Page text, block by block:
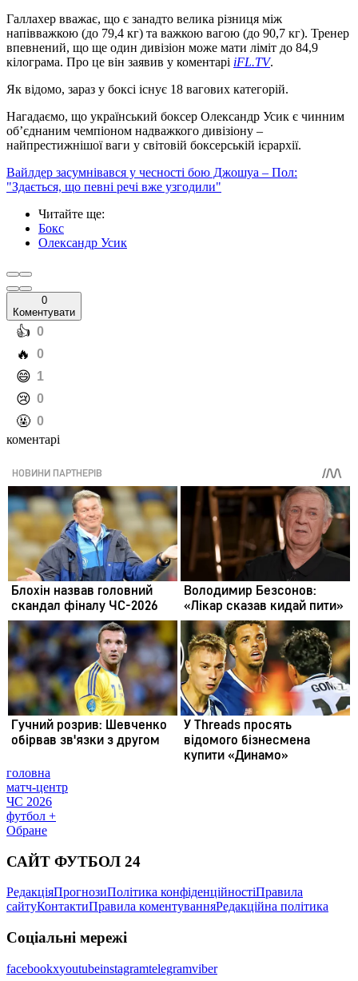
Галлахер вважає, що є занадто велика різниця між
напівважкою (до 79,4 кг) та важкою вагою (до 90,7 кг). Тренер
впевнений, що ще один дивізіон може мати ліміт до 84,9
кілограма. Про це він заявив у коментарі iFL.TV.
Як відомо, зараз у боксі існує 18 вагових категорій.
Нагадаємо, що український боксер Олександр Усик є чинним
об’єднаним чемпіоном надважкого дивізіону –
найпрестижнішої ваги у світовій боксерській ієрархії.
Вайлдер засумнівався у чесності бою Джошуа – Пол:
"Здається, що певні речі вже узгодили"
Читайте ще:
Бокс
Олександр Усик
0
Коментувати
️👍 0
️🔥 0
️😄 1
️😢 0
️🤬 0
коментарі
головна
матч-центр
ЧС 2026
футбол +
Обране
САЙТ ФУТБОЛ 24
РедакціяПрогнозиПолітика конфіденційностіПравила
сайтуКонтактиПравила коментуванняРедакційна політика
Соціальні мережі
facebookxyoutubeinstagramtelegramviber